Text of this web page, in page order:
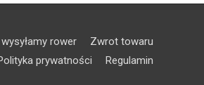
rower
Zwrot towaru
prywatności Regulamin